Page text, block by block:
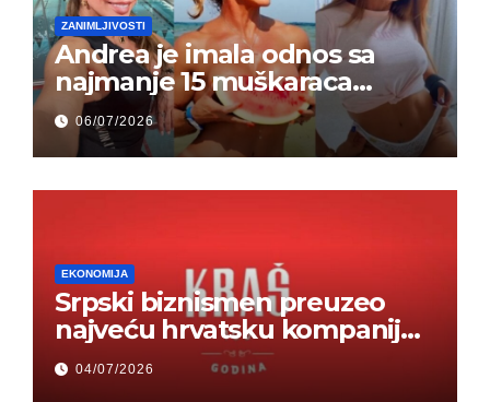
ZANIMLJIVOSTI
Andrea je imala odnos sa
najmanje 15 muškaraca
odjednom – „Doktor mi je
rekao…“ (FOTO)
06/07/2026
EKONOMIJA
Srpski biznismen preuzeo
najveću hrvatsku kompaniju i
ponos zemlje – Hrvati ne
mogu da veruju
04/07/2026